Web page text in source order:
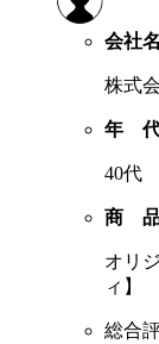
会社
株式
年 代
40代
商 品
オリ
ィ】
総合